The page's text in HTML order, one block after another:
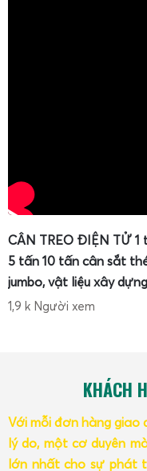
CÂN TREO ĐIỆN TỬ
5 tấn 10 tấn cân sắt
jumbo, vật liệu xây dựng
1,9 k Người xem
KHÁCH
Với mỗi đơn hàng giao
lý do, một cơ duyên
lớn nhất cho sự phát